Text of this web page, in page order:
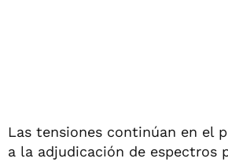
Las tensiones continúan en el
a la adjudicación de espectros